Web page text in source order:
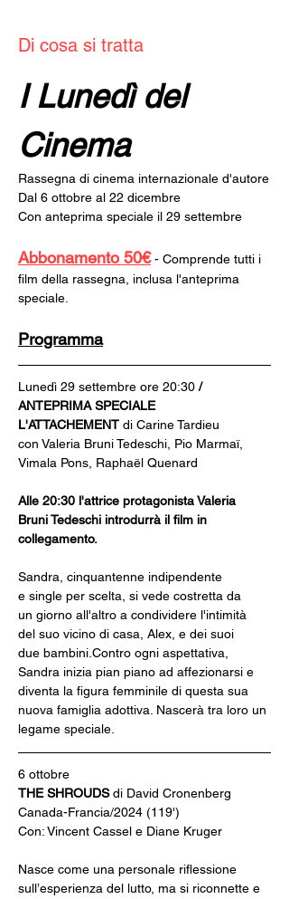
Di cosa si tratta
I Lunedì del
Cinema
Rassegna di cinema internazionale d'autore
Dal 6 ottobre al 22 dicembre
Con anteprima speciale il 29 settembre
Abbonamento 50€ - Comprende tutti i
film della rassegna, inclusa l'anteprima
speciale.
Programma
Lunedì 29 settembre ore 20:30 /
ANTEPRIMA SPECIALE
L'ATTACHEMENT di Carine Tardieu
con Valeria Bruni Tedeschi, Pio Marmaï,
Vimala Pons, Raphaël Quenard
Alle 20:30 l'attrice protagonista Valeria
Bruni Tedeschi introdurrà il film in
collegamento.
Sandra, cinquantenne indipendente
e single per scelta, si vede costretta da
un giorno all'altro a condividere l'intimità
del suo vicino di casa, Alex, e dei suoi
due bambini.Contro ogni aspettativa,
Sandra inizia pian piano ad affezionarsi e
diventa la figura femminile di questa sua
nuova famiglia adottiva. Nascerà tra loro un
legame speciale.
6 ottobre
THE SHROUDS di David Cronenberg
Canada-Francia/2024 (119')
Con: Vincent Cassel e Diane Kruger
Nasce come una personale riflessione
sull’esperienza del lutto, ma si riconnette e